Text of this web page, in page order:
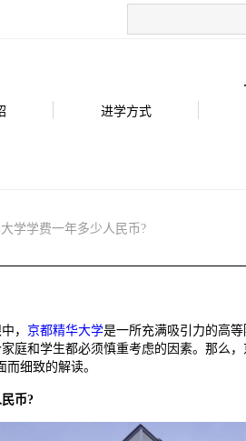
进学方式
学学费一年多少人民币?
， 京都精华大学是一所充满吸引力的高等
庭和学生都必须慎重考虑的因素。那么
细致的解读。
币?